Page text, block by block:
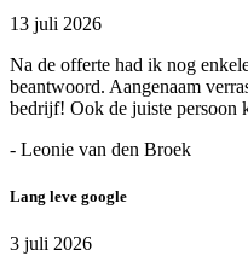
13 juli 2026
Na de offerte had ik nog
beantwoord. Aangenaam
bedrijf! Ook de juiste persoon
- Leonie van den Broek
Lang leve google
3 juli 2026